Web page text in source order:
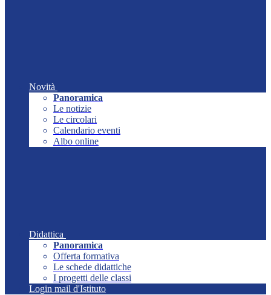
Novità
Panoramica
Le notizie
Le circolari
Calendario eventi
Albo online
Didattica
Panoramica
Offerta formativa
Le schede didattiche
I progetti delle classi
Login mail d'Istituto